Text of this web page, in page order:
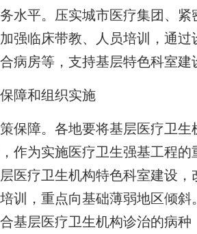
水平。压实城市医疗集团、
强临床带教、人员培训，通
病房等，支持基层特色科室建
障和组织实施
障。各地要将基层医疗卫生
作为实施医疗卫生强基工程
医疗卫生机构特色科室建设
训，重点向基础薄弱地区倾
基层医疗卫生机构诊治的病